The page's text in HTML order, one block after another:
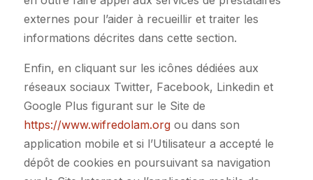
externes pour l’aider à recueillir et traiter les
informations décrites dans cette section.
Enfin, en cliquant sur les icônes dédiées aux
réseaux sociaux Twitter, Facebook, Linkedin et
Google Plus figurant sur le Site de
https://www.wifredolam.orgou dans son
application mobile et si l’Utilisateur a accepté le
dépôt de cookies en poursuivant sa navigation